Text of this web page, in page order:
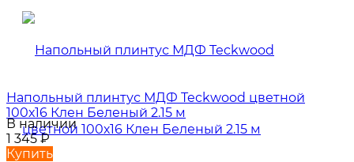
Напольный плинтус МДФ Teckwood цветной
100х16 Клен Беленый 2.15 м
В наличии
1 345₽
Купить